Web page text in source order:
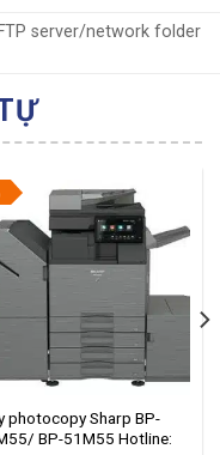
server/network folder
photocopy Sharp BP-
BP-51M55 Hotline: